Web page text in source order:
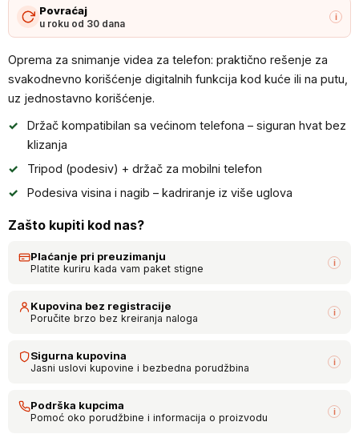
za
telefon
Povraćaj
u roku od 30 dana
i
Oprema za snimanje videa za telefon: praktično rešenje za
svakodnevno korišćenje digitalnih funkcija kod kuće ili na putu,
uz jednostavno korišćenje.
Držač kompatibilan sa većinom telefona – siguran hvat bez
klizanja
Tripod (podesiv) + držač za mobilni telefon
Podesiva visina i nagib – kadriranje iz više uglova
Zašto kupiti kod nas?
Plaćanje pri preuzimanju
Platite kuriru kada vam paket stigne i
Kupovina bez registracije
Poručite brzo bez kreiranja naloga i
Sigurna kupovina
Jasni uslovi kupovine i bezbedna porudžbina i
Podrška kupcima
Pomoć oko porudžbine i informacija o proizvodu i